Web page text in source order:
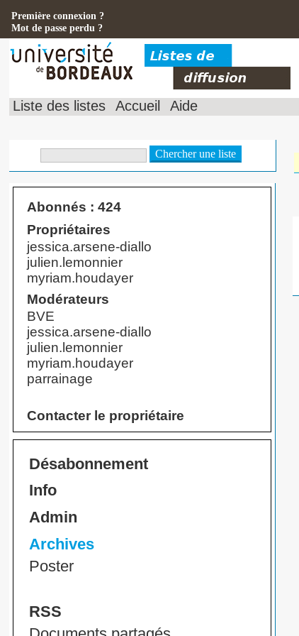
Première connexion ?
Mot de passe perdu ?
Liste des listes Accueil Aide
Abonnés : 424
Propriétaires
jessica.arsene-diallo
julien.lemonnier
myriam.houdayer
Modérateurs
BVE
jessica.arsene-diallo
julien.lemonnier
myriam.houdayer
parrainage
Contacter le propriétaire
Désabonnement
Info
Admin
Archives
Poster
RSS